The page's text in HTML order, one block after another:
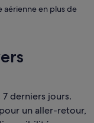
aérienne en plus de
derniers jours.
un aller-retour,